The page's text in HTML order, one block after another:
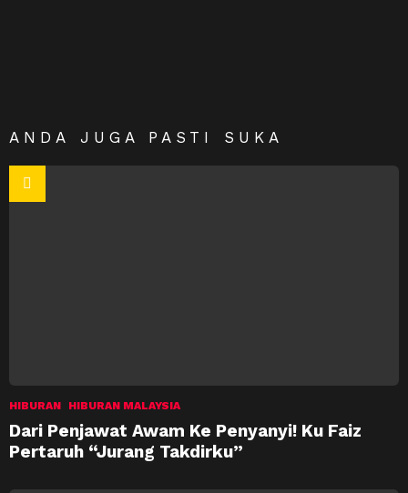
ANDA JUGA PASTI SUKA
HIBURAN HIBURAN MALAYSIA
Dari Penjawat Awam Ke Penyanyi! Ku Faiz
Pertaruh “Jurang Takdirku”